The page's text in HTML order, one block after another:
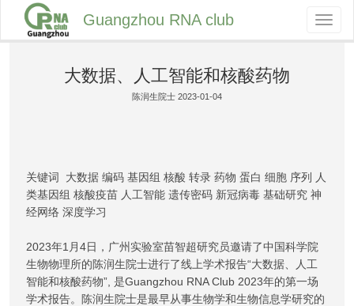
Guangzhou RNA club
大数据、人工智能和核酸药物
陈润生院士 2023-01-04
关键词 大数据 编码 基因组 核酸 转录 药物 蛋白 细胞 序列 人
类基因组 核酸疫苗 人工智能 遗传密码 新冠病毒 基础研究 神
经网络 深度学习
2023年1月4日，广州实验室苗智超研究员邀请了中国科学院
生物物理所的陈润生院士进行了线上学术报告“大数据、人工
智能和核酸药物”, 是Guangzhou RNA Club 2023年的第一场
学术报告。陈润生院士是最早从事生物学和生物信息学研究的